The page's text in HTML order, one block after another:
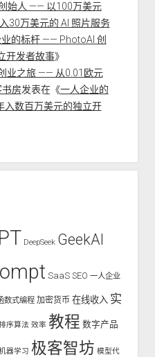
始人 —— 以100万美元
30万美元的 AI 照片服务
的标杆 —— PhotoAI 创
开发者故事》
业之旅 —— 从0.01欧元
房发表在《一人企业的
数百万美元的独立开
DeepSeek GeekAI
SaaS SEO 一人企业
数式编程 加密货币 在线收入 实
序算法 效率 教程 数字产品
器学习 极客智坊 模型代